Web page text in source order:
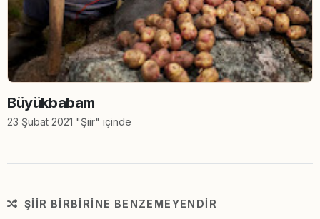
Büyükbabam
23 Şubat 2021 "Şiir" içinde
ŞIIR BIRBIRINE BENZEMEYENDIR